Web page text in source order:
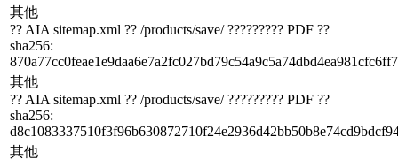
其他
?? AIA sitemap.xml ?? /products/save/ ????????? PDF ??
sha256:
其他
?? AIA sitemap.xml ?? /products/save/ ????????? PDF ??
sha256:
其他